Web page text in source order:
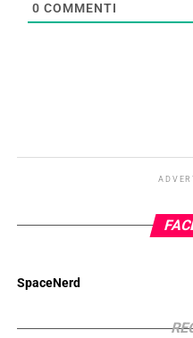
0 COMMENTI
SpaceNerd